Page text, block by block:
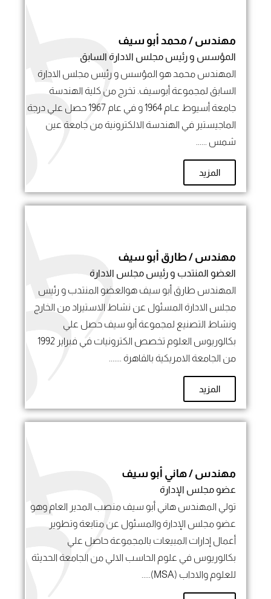
مهندس / محمد أبو سيف
المؤسس و رئيس مجلس الادارة السابق
المهندس محمد هو المؤسس و رئيس مجلس الادارة
السابق لمجموعة أبوسيف. تخرج من كلية الهندسة
جامعة أسيوط عـام 1964 و في عام 1967 حصل علي درجة
الماجيستير في الهندسة الالكترونية من جامعة عين
شمس ......
المزيد
مهندس / طارق أبو سيف
العضو المنتدب و رئيس مجلس الادارة
المهندس طارق أبو سيف هوالعضو المنتدب و رئيس
مجلس الادارة المسئول عن نشاط الاستيراد من الخارج
ونشاط التصنيع لمجموعة أبو سيف حصل علي
بكالوريوس العلوم تخصص الكترونيات في فبراير 1992
من الجامعة الامريكية بالقاهرة .......
المزيد
مهندس / هاني أبو سيف
عضو مجلس الإدارة
تولي المهندس هاني أبو سيف منصب المدير العام وهو
عضو مجلس الإدارة والمسئول عن متابعة وتطوير
أعمال إدارات المبيعات بالمجموعة حاصل علي
بكالوريوس في علوم الحاسب الالي من الجامعة الحديثة
للعلوم والاداب (MSA).....